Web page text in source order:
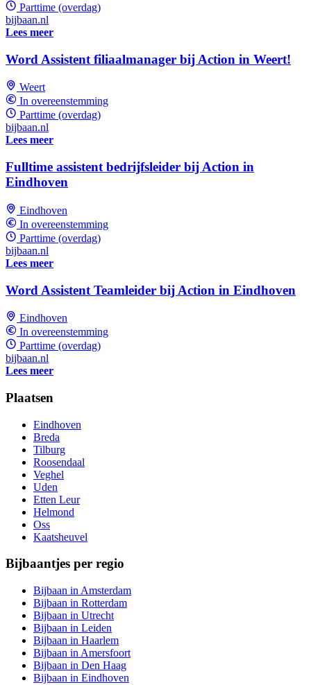
Parttime (overdag)
bijbaan.nl
Lees meer
Word Assistent filiaalmanager bij Action in Weert!
Weert
In overeenstemming
Parttime (overdag)
bijbaan.nl
Lees meer
Fulltime assistent bedrijfsleider bij Action in
Eindhoven
Eindhoven
In overeenstemming
Parttime (overdag)
bijbaan.nl
Lees meer
Word Assistent Teamleider bij Action in Eindhoven
Eindhoven
In overeenstemming
Parttime (overdag)
bijbaan.nl
Lees meer
Plaatsen
Eindhoven
Breda
Tilburg
Roosendaal
Veghel
Uden
Etten Leur
Helmond
Oss
Kaatsheuvel
Bijbaantjes per regio
Bijbaan in Amsterdam
Bijbaan in Rotterdam
Bijbaan in Utrecht
Bijbaan in Leiden
Bijbaan in Haarlem
Bijbaan in Amersfoort
Bijbaan in Den Haag
Bijbaan in Eindhoven